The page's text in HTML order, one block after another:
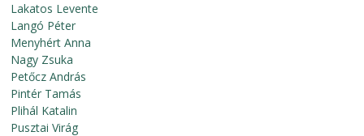
Lakatos Levente
Langó Péter
Menyhért Anna
Nagy Zsuka
Petőcz András
Pintér Tamás
Plihál Katalin
Pusztai Virág